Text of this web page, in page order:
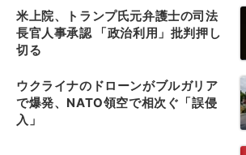
米上院、トランプ氏元弁護士の司法
長官人事承認 「政治利用」批判押し
切る
ウクライナのドローンがブルガリア
で爆発、NATO領空で相次ぐ「誤侵
入」